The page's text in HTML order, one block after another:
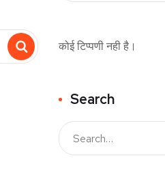
कोई टिप्पणी नही है।
Search